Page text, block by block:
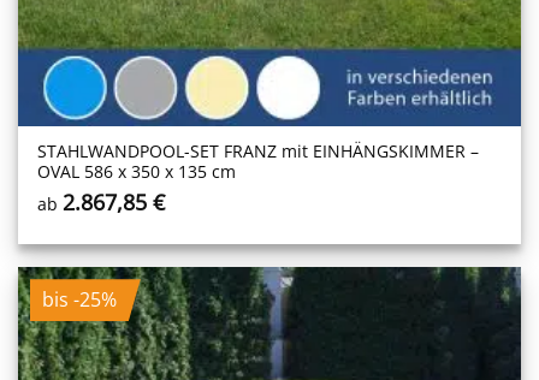
STAHLWANDPOOL-SET FRANZ mit EINHÄNGSKIMMER –
OVAL 586 x 350 x 135 cm
ab2.867,85€
bis -25%